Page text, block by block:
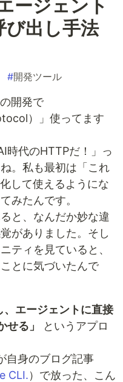
ージェント
び出し手法
#開発ツール
開発で
）」使ってます
時代のHTTPだ！」っ
。私も最初は「これ
して使えるようにな
みたんです。
と、なんだか妙な違
がありました。そし
ティを見ていると、
とに気づいたんで
、エージェントに直接
る」
というアプロ
自身のブログ記事
CLI.）で放った、こん